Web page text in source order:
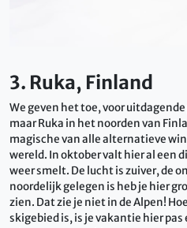
3. Ruka, Finland
We geven het toe, voor
maar Ruka in het noorden van
magische van alle alternatieve
wereld. In oktober valt hier al een
weer smelt. De lucht is zuiver, de
noordelijk gelegen is heb je hier
zien. Dat zie je niet in de Alpen!
skigebied is, is je vakantie hier pas